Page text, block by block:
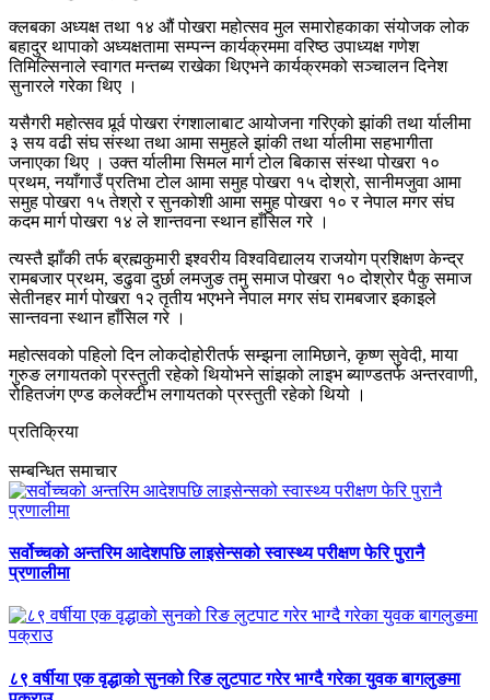
क्लबका अध्यक्ष तथा १४ औं पोखरा महोत्सव मुल समारोहकाका संयोजक लोक
बहादुर थापाको अध्यक्षतामा सम्पन्न कार्यक्रममा वरिष्ठ उपाध्यक्ष गणेश
तिमिल्सिनाले स्वागत मन्तब्य राखेका थिएभने कार्यक्रमको सञ्चालन दिनेश
सुनारले गरेका थिए ।
यसैगरी महोत्सव पूर्र्व पोखरा रंगशालाबाट आयोजना गरिएको झांकी तथा र्यालीमा
३ सय वढी संघ संस्था तथा आमा समुहले झांकी तथा र्यालीमा सहभागीता
जनाएका थिए । उक्त र्यालीमा सिमल मार्ग टोल बिकास संस्था पोखरा १०
प्रथम, नयाँगाउँ प्रतिभा टोल आमा समुह पोखरा १५ दोश्रो, सानीमजुवा आमा
समुह पोखरा १५ तेश्रो र सुनकोशी आमा समुह पोखरा १० र नेपाल मगर संघ
कदम मार्ग पोखरा १४ ले शान्तवना स्थान हाँसिल गरे ।
त्यस्तै झाँकी तर्फ ब्रह्मकुमारी इश्वरीय विश्वविद्यालय राजयोग प्रशिक्षण केन्द्र
रामबजार प्रथम, डढुवा दुर्छा लमजुङ तमु समाज पोखरा १० दोश्रोर पैकु समाज
सेतीनहर मार्ग पोखरा १२ तृतीय भएभने नेपाल मगर संघ रामबजार इकाइले
सान्तवना स्थान हाँसिल गरे ।
महोत्सवको पहिलो दिन लोकदोहोरीतर्फ सम्झना लामिछाने, कृष्ण सुवेदी, माया
गुरुङ लगायतको प्रस्तुती रहेको थियोभने सांझको लाइभ ब्याण्डतर्फ अन्तरवाणी,
रोहितजंग एण्ड कलेक्टीभ लगायतको प्रस्तुती रहेको थियो ।
प्रतिक्रिया
सम्बन्धित समाचार
सर्वोच्चको अन्तरिम आदेशपछि लाइसेन्सको स्वास्थ्य परीक्षण फेरि पुरानै
प्रणालीमा
८९ वर्षीया एक वृद्धाको सुनको रिङ लुटपाट गरेर भाग्दै गरेका युवक बागलुङमा